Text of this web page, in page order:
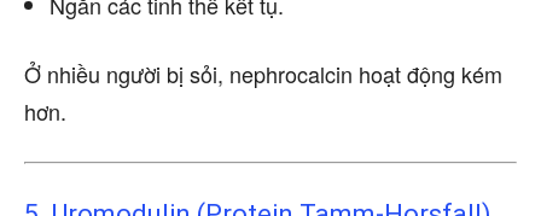
Ở nhiều người bị sỏi, nephrocalcin hoạt động kém
hơn.